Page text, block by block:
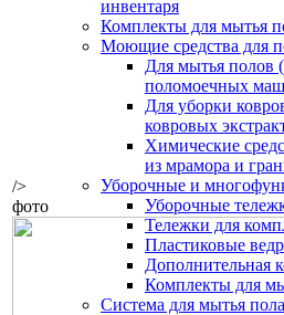
инвентаря
Комплекты для мытья
Моющие средства для
Для мытья полов
поломоечных
Для уборки
ковровых
Химические
из мрамора и
Уборочные и
Уборочные
Тележки для
Пластиковые
Дополнительная
Комплекты для
Система для мытья
/>
фото